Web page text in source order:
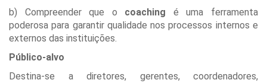
b) Compreender que o coaching é uma ferramenta
poderosa para garantir qualidade nos processos internos e
externos das instituições.
Público-alvo
Destina-se a diretores, gerentes, coordenadores,